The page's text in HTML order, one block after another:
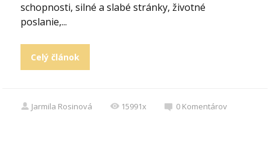
schopnosti, silné a slabé stránky, životné
poslanie,...
Celý článok
Jarmila Rosinová 15991x 0 Komentárov